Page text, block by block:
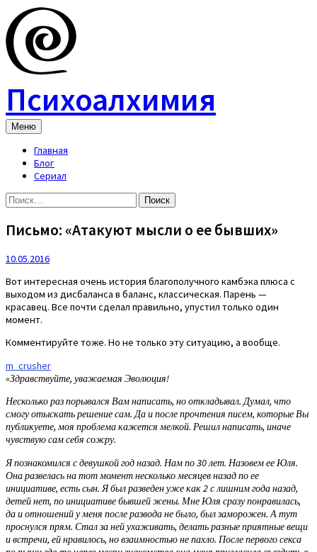
Skip
to
content
Психоалхимия
Меню
Главная
Блог
Сериал
Найти:
Письмо: «Атакуют мысли о ее бывших»
10.05.2016
Вот интересная очень история благополучного камбэка плюса с
выходом из дисбаланса в баланс, классическая. Парень —
красавец. Все почти сделал правильно, упустил только один
момент.
Комментируйте тоже. Но не только эту ситуацию, а вообще.
m_crusher
«Здравствуйте, уважаемая Эволюция!
Несколько раз порывался Вам написать, но откладывал. Думал, что
смогу отыскать решение сам. Да и после прочтения писем, которые Вы
публикуете, моя проблема кажется мелкой. Решил написать, иначе
чувствую сам себя сожру.
Я познакомился с девушкой год назад. Нам по 30 лет. Назовем ее Юля.
Она развелась на тот момент несколько месяцев назад по ее
инициативе, есть сын. Я был разведен уже как 2 с лишним года назад,
детей нет, по инициативе бывшей жены. Мне Юля сразу понравилась,
да и отношений у меня после развода не было, был заморожен. А тут
проснулся прям. Стал за ней ухаживать, делать разные приятные вещи
и встречи, ей нравилось, но взаимностью не пахло. После первого секса